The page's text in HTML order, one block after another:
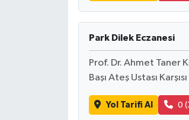
Park Dilek Eczanesi
Prof. Dr. Ahmet Taner
Başı Ateş Ustası Karşısı
Yol Tarifi Al 0